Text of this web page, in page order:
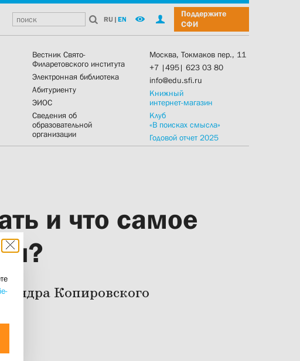
RU | EN
Поддержите
СФИ
Вестник Свято-
Филаретовского института
Электронная библиотека
Абитуриенту
ЭИОС
Сведения об
образовательной
организации
Москва, Токмаков пер., 11
+7 |495| 623 03 80
info@edu.sfi.ru
Книжный
интернет-магазин
Клуб
«В поисках смысла»
Годовой отчет 2025
и что самое
Копировского